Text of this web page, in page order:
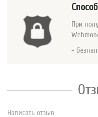
При
-
Написать отзыв